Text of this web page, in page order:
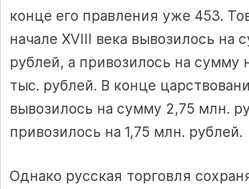
конце его правления уже 453.
начале XVIII века вывозилось на
рублей, а привозилось на сумму
тыс. рублей. В конце
вывозилось на сумму 2,75 млн.
привозилось на 1,75 млн. рублей.
Однако русская торговля